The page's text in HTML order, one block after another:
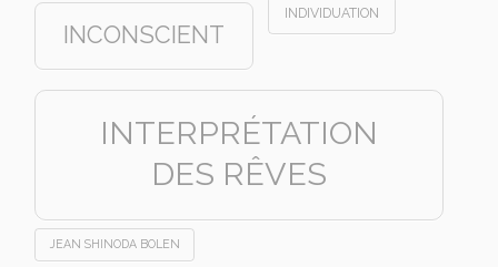
INCONSCIENT
INDIVIDUATION
INTERPRÉTATION
DES RÊVES
JEAN SHINODA BOLEN